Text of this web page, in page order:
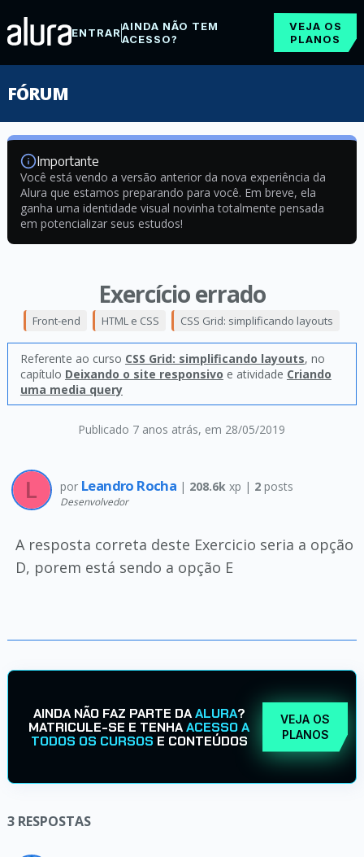
ENTRARAINDA NÃO TEM
ACESSO?
VEJA OS
PLANOS
FÓRUM
Importante
Você está vendo a versão anterior da nova experiência da
Alura que estamos preparando para você. Em breve, ela
ganha uma identidade visual novinha totalmente pensada
em potencializar seus estudos!
Exercício errado
Publicado 7 anos atrás, em 28/05/2019
Front-end HTML e CSS CSS Grid: simplificando layouts
Referente ao curso CSS Grid: simplificando layouts, no
capítulo Deixando o site responsivo e atividade Criando
uma media query
por Leandro Rocha | 208.6k xp | 2posts
Desenvolvedor
A resposta correta deste Exercicio seria a opção
D, porem está sendo a opção E
AINDA NÃO FAZ PARTE DAALURA?
MATRICULE-SE E TENHAACESSO A
TODOS OS CURSOS E CONTEÚDOS
VEJA OS
PLANOS
3 RESPOSTAS